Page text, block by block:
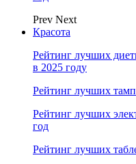
Prev Next
Красота
Рейтинг лучших
в 2025 году
Рейтинг лучших
Рейтинг лучших
год
Рейтинг лучших